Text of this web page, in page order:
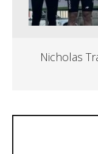
Nicholas